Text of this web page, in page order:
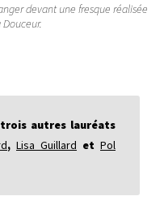
devant une fresque réalisée
autres lauréats
, Lisa Guillard et Pol